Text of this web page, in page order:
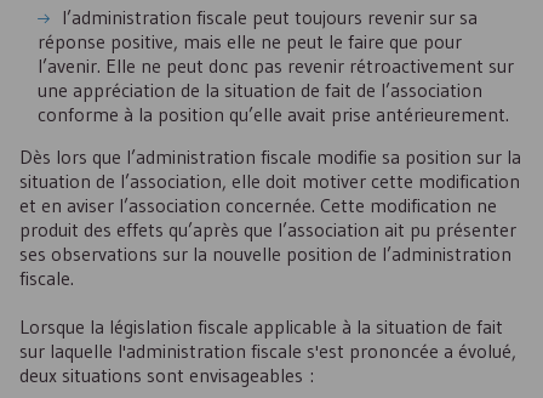
l’administration fiscale peut toujours revenir sur sa
réponse positive, mais elle ne peut le faire que pour
l’avenir. Elle ne peut donc pas revenir rétroactivement sur
une appréciation de la situation de fait de l’association
conforme à la position qu’elle avait prise antérieurement.
Dès lors que l’administration fiscale modifie sa position sur la
situation de l’association, elle doit motiver cette modification
et en aviser l’association concernée. Cette modification ne
produit des effets qu’après que l’association ait pu présenter
ses observations sur la nouvelle position de l’administration
fiscale.
Lorsque la législation fiscale applicable à la situation de fait
sur laquelle l'administration fiscale s'est prononcée a évolué,
deux situations sont envisageables :